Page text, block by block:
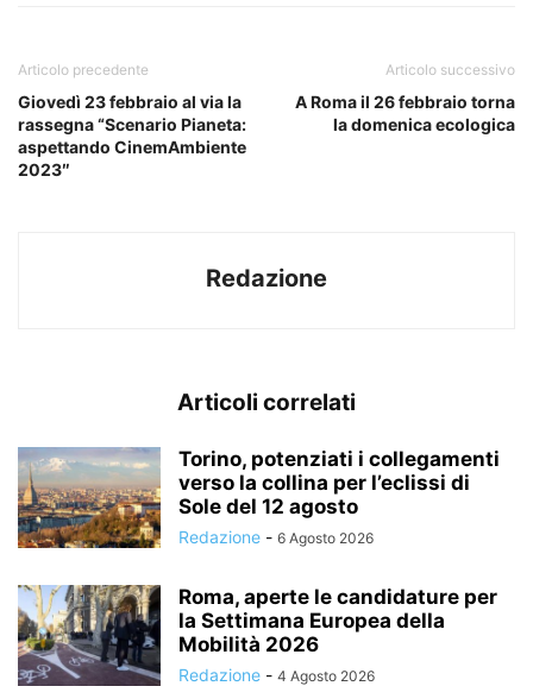
Articolo precedente
Giovedì 23 febbraio al via la
rassegna “Scenario Pianeta:
aspettando CinemAmbiente
2023″
Articolo successivo
A Roma il 26 febbraio torna
la domenica ecologica
Redazione
Articoli correlati
Torino, potenziati i collegamenti
verso la collina per l’eclissi di
Sole del 12 agosto
Redazione - 6 Agosto 2026
Roma, aperte le candidature per
la Settimana Europea della
Mobilità 2026
Redazione - 4 Agosto 2026